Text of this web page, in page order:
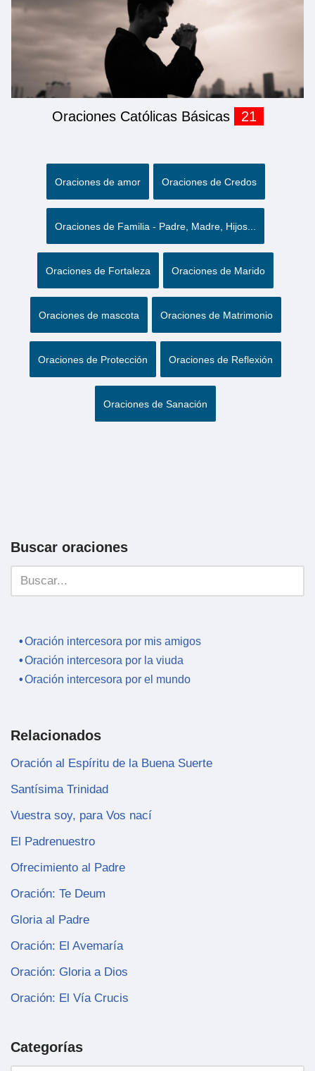
Oraciones Católicas Básicas 21
Oraciones de amor Oraciones de Credos
Oraciones de Familia - Padre, Madre, Hijos...
Oraciones de Fortaleza Oraciones de Marido
Oraciones de mascota Oraciones de Matrimonio
Oraciones de Protección Oraciones de Reflexión
Oraciones de Sanación
Buscar oraciones
Oración intercesora por mis amigos
Oración intercesora por la viuda
Oración intercesora por el mundo
Relacionados
Oración al Espíritu de la Buena Suerte
Santísima Trinidad
Vuestra soy, para Vos nací
El Padrenuestro
Ofrecimiento al Padre
Oración: Te Deum
Gloria al Padre
Oración: El Avemaría
Oración: Gloria a Dios
Oración: El Vía Crucis
Categorías